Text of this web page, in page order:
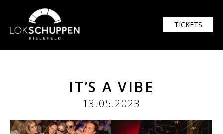
TICKETS
IT’S A VIBE
13.05.2023